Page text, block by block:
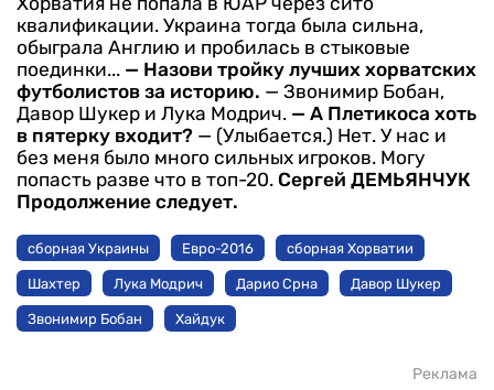
квалификации. Украина тогда была сильна,
обыграла Англию и пробилась в стыковые
поединки... — Назови тройку лучших хорватских
футболистов за историю. — Звонимир Бобан,
Давор Шукер и Лука Модрич. — А Плетикоса хоть
в пятерку входит? — (Улыбается.) Нет. У нас и
без меня было много сильных игроков. Могу
попасть разве что в топ-20. Сергей ДЕМЬЯНЧУК
Продолжение следует.
сборная Украины Евро-2016 сборная Хорватии
Шахтер Лука Модрич Дарио Срна Давор Шукер
Звонимир Бобан Хайдук
Реклама